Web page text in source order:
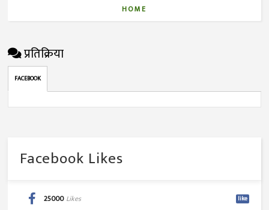
HOME
प्रतिक्रिया
FACEBOOK
Facebook Likes
25000 Likes like